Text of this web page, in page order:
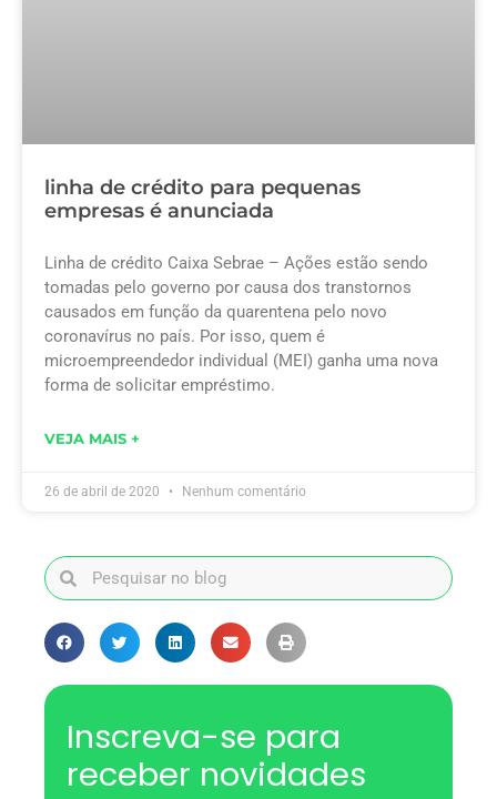
linha de crédito para pequenas
empresas é anunciada
Linha de crédito Caixa Sebrae – Ações estão sendo
tomadas pelo governo por causa dos transtornos
causados em função da quarentena pelo novo
coronavírus no país. Por isso, quem é
microempreendedor individual (MEI) ganha uma nova
forma de solicitar empréstimo.
VEJA MAIS +
26 de abril de 2020 Nenhum comentário
Inscreva-se para
receber novidades